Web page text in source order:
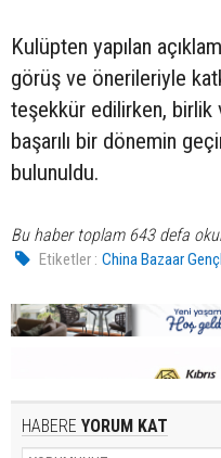
Kulüpten yapılan
görüş ve önerileriyle
teşekkür edilirken, birlik
başarılı bir dönemin
bulunuldu.
Bu haber toplam 643 defa
Etiketler : China Bazaar
HABERE YORUM KAT